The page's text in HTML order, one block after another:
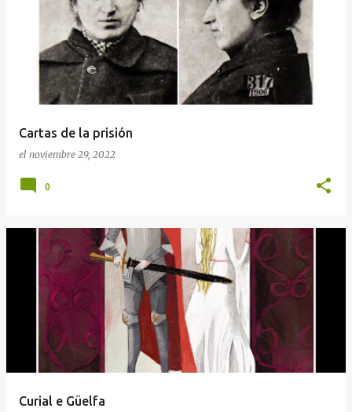
Cartas de la prisión
el noviembre 29, 2022
0
Curial e Güelfa